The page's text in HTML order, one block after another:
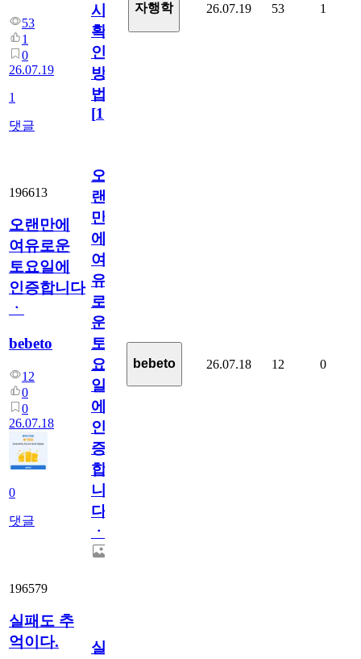
53
1
0
26.07.19
1
댓글
시
확
인
방
법
[1]
자행학 26.07.19 53 1
196613
오랜만에
여유로운
토요일에
인증합니다
ㆍ
bebeto
12
0
0
26.07.18
0
댓글
오
랜
만
에
여
유
로
운
토
요
일
에
인
증
합
니
다
ㆍ
bebeto 26.07.18 12 0
196579
실패도 추
억이다.
실